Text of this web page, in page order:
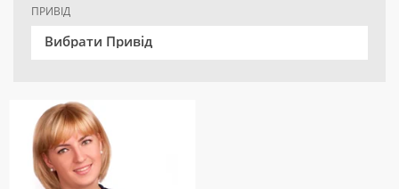
ПРИВІД
Вибрати Привід